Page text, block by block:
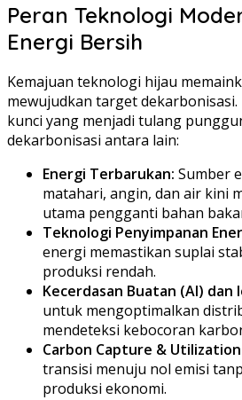
Peran Teknologi
Energi Bersih
Kemajuan teknologi hijau
mewujudkan target
kunci yang menjadi tulang
dekarbonisasi antara lain:
Energi Terbarukan: Sumber
matahari, angin, dan air kini
utama pengganti bahan
Teknologi Penyimpanan
energi memastikan suplai
produksi rendah.
Kecerdasan Buatan (AI) dan
untuk mengoptimalkan
mendeteksi kebocoran
Carbon Capture & Utilization
transisi menuju nol emisi
produksi ekonomi.